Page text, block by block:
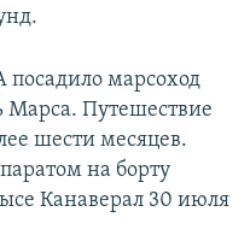
марсоход
Марса. Путешествие
шести месяцев.
на борту
Канаверал 30 июля